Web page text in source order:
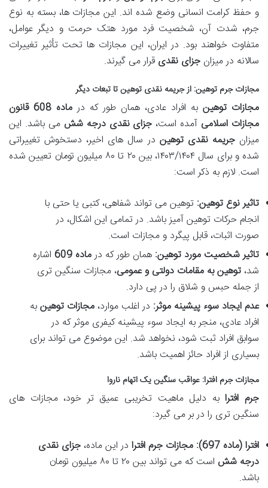
و حفظ کرامت انسانی وضع شده اند. این مجازات ها، بسته به نوع
جرم، شدت آن، شخصیت فرد مورد هتک حرمت و دیگر عوامل،
متفاوت خواهند بود. در ایران، این مجازات ها تحت تأثیر تغییرات
سالانه در میزان جزای نقدی قرار می گیرند.
مجازات جرم توهین: ازجریمه نقدی توهینتا تبعات دیگر
مجازات توهین به افراد عادی، همان طور که در
ماده 608 قانون
مجازات اسلامی آمده است، جزای نقدی درجه شش می باشد. این
میزانجریمه نقدی توهین در سال های اخیر، دستخوش تغییراتی
شده و برای سال ۱۴۰۳/۱۴۰۴، بین ۲۰ تا ۸۰ میلیون تومان تعیین شده
است. لازم به ذکر است:
تاثیر نوع توهین: توهین می تواند شفاهی، کتبی یا حتی با
انجام حرکات توهین آمیز باشد. در تمامی این اشکال، در
صورت اثبات، قابل پیگرد و مجازات است.
تاثیر شخصیت مورد توهین: همان طور که درماده 609
اشاره
شد، توهین به مقامات دولتی و عمومی، مجازات سنگین تری
از جمله حبس و شلاق را در پی دارد.
عدم ایجاد سوء پیشینه موثر: در اغلب موارد، مجازات توهینبه
افراد عادی، منجر به ایجاد سوء پیشینه کیفری موثر که در
سوابق افراد ثبت شود، نخواهد شد. این موضوع می تواند برای
بسیاری از افراد حائز اهمیت باشد.
مجازات جرم افترا: عواقب سنگین یک اتهام ناروا
جرم افترابه دلیل ماهیت تخریبی عمیق تر خود، مجازات های
سنگین تری را در بر می گیرد:
افترا (ماده 697):
مجازات جرم افترا در این ماده، جزای نقدی
درجه شش
است که می تواند بین ۲۰ تا ۸۰ میلیون تومان
باشد.